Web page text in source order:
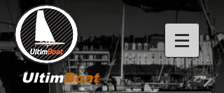
UltimBoat